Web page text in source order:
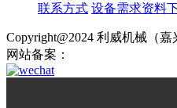
联系方式 设备需求资料
Copyright@2024 利威机械（
网站备案：